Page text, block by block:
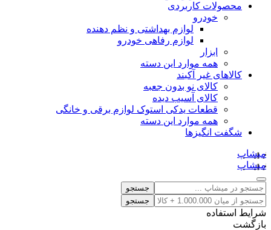
محصولات کاربردی
خودرو
لوازم بهداشتی و نظم دهنده
لوازم رفاهی خودرو
ابزار
همه موارد این دسته
کالاهای غیر آکبند
کالای نو بدون جعبه
کالای آسیب دیده
قطعات یدکی استوک لوازم برقی و خانگی
همه موارد این دسته
شگفت انگیزها
میشاپ
میشاپ
جستجو
جستجو
شرایط استفاده
بازگشت